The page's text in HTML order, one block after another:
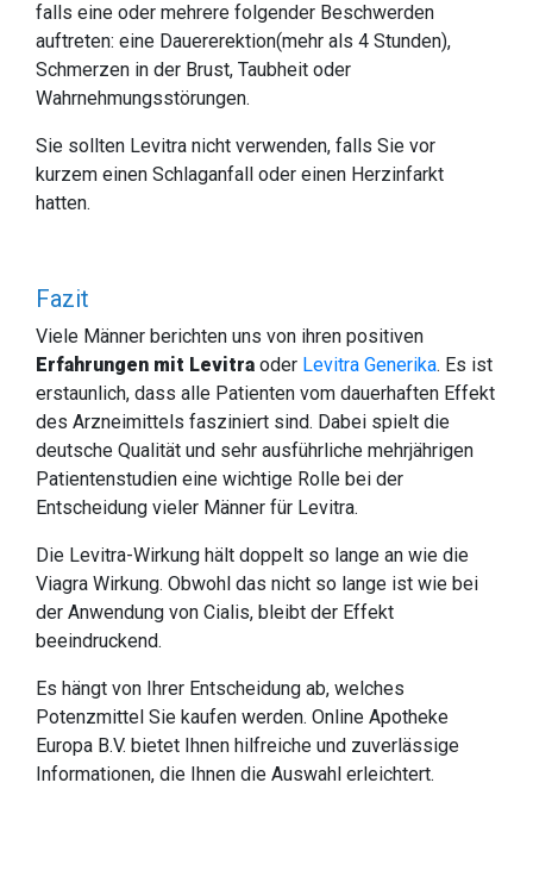
falls eine oder mehrere folgender Beschwerden
auftreten: eine Dauererektion(mehr als 4 Stunden),
Schmerzen in der Brust, Taubheit oder
Wahrnehmungsstörungen.
Sie sollten Levitra nicht verwenden, falls Sie vor
kurzem einen Schlaganfall oder einen Herzinfarkt
hatten.
Fazit
Viele Männer berichten uns von ihren positiven
Erfahrungen mit Levitra oder Levitra Generika. Es ist
erstaunlich, dass alle Patienten vom dauerhaften Effekt
des Arzneimittels fasziniert sind. Dabei spielt die
deutsche Qualität und sehr ausführliche mehrjährigen
Patientenstudien eine wichtige Rolle bei der
Entscheidung vieler Männer für Levitra.
Die Levitra-Wirkung hält doppelt so lange an wie die
Viagra Wirkung. Obwohl das nicht so lange ist wie bei
der Anwendung von Cialis, bleibt der Effekt
beeindruckend.
Es hängt von Ihrer Entscheidung ab, welches
Potenzmittel Sie kaufen werden. Online Apotheke
Europa B.V. bietet Ihnen hilfreiche und zuverlässige
Informationen, die Ihnen die Auswahl erleichtert.